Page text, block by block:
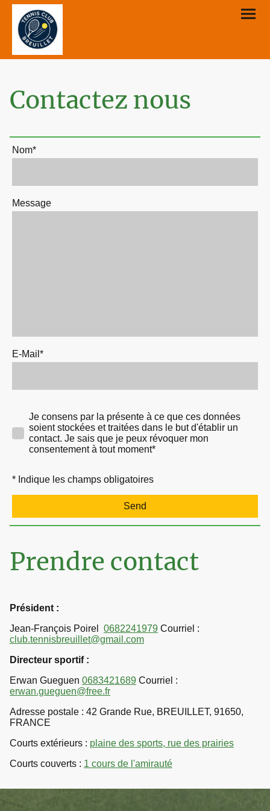
Contactez nous
Nom*
Message
E-Mail *
Je consens par la présente à ce que ces données
soient stockées et traitées dans le but d'établir un
contact. Je sais que je peux révoquer mon
consentement à tout moment*
* Indique les champs obligatoires
Send
Prendre contact
Président :
Jean-François Poirel 0682241979 Courriel :
club.tennisbreuillet@gmail.com
Directeur sportif :
Erwan Gueguen 0683421689 Courriel :
erwan.gueguen@free.fr
Adresse postale : 42 Grande Rue, BREUILLET, 91650,
FRANCE
Courts extérieurs : plaine des sports, rue des prairies
Courts couverts : 1 cours de l'amirauté